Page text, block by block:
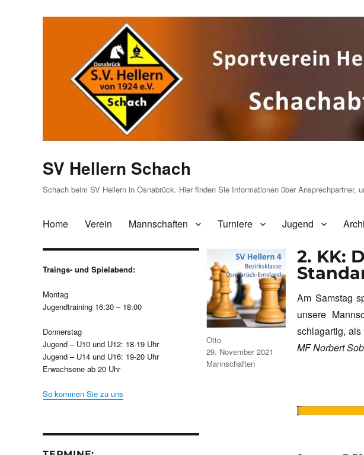
SV Hellern Schach
Schach beim SV Hellern in Osnabrück. Hier finden Sie Informationen über Ansprechpartner,
Home Verein Mannschaften Turniere Jugend
2. KK:
Am Samstag
unsere
schlagartig,
MF Norbert
Autor
Otto
Veröffentlicht
am
29. November 2021
Kategorien
Mannschaften
Traings- und Spielabend:
Montag
Jugendtraining 16:30 – 18:00
Donnerstag
Jugend – U10 und U12: 18-19 Uhr
Jugend – U14 und U16: 19-20 Uhr
Erwachsene ab 20 Uhr
So kommen Sie zu uns